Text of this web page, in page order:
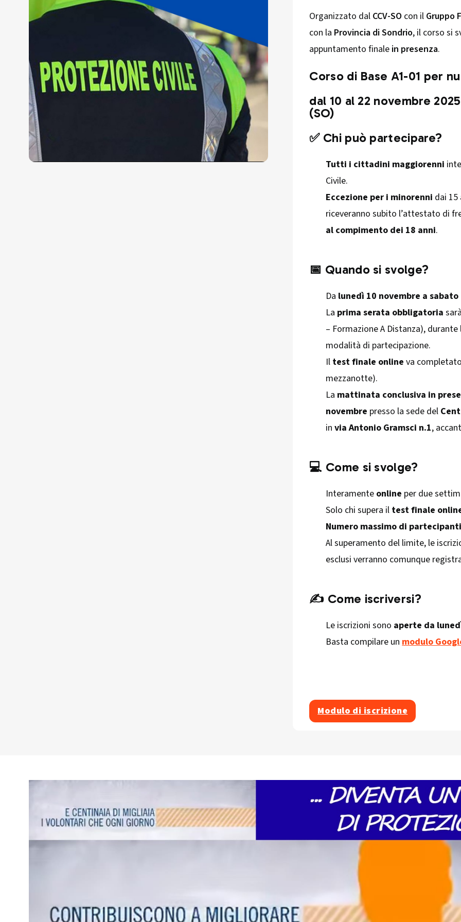
Organizzato dal CCV-SO con il Gruppo
con la Provincia di Sondrio, il corso si
appuntamento finale in presenza.
Corso di Base A1-01 per
dal 10 al 22 novembre
(SO)
✅ Chi può partecipare?
Tutti i cittadini maggiorenni
Civile.
Eccezione per i minorenni dai 15
riceveranno subito l’attestato di
al compimento dei 18 anni.
📅 Quando si svolge?
Da lunedì 10 novembre a
La prima serata obbligatoria
– Formazione A Distanza),
modalità di partecipazione.
Il test finale online va
mezzanotte).
La mattinata conclusiva in
novembre presso la sede del
invia Antonio Gramsci n.1,
💻 Come si svolge?
Interamente online per due
Solo chi supera il test finale
Numero massimo di
Al superamento del limite, le
esclusi verranno comunque
✍️ Come iscriversi?
Le iscrizioni sono aperte da
Basta compilare unmodulo
Modulo di iscrizione